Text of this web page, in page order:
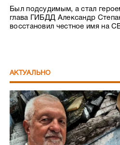
Был подсудимым, а стал
глава ГИБДД Александр
восстановил честное имя на
АКТУАЛЬНО